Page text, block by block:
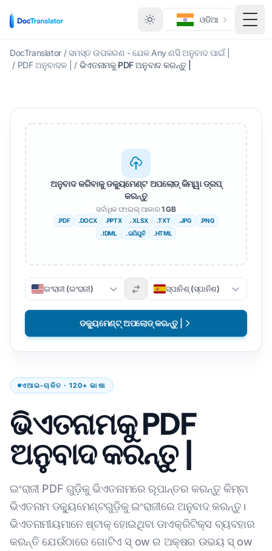
ଓଡିଆ
DocTranslator / ସମସ୍ତ ଉପକରଣ - ଯେକ Any ଣସି ଅନୁବାଦ ପାଇଁ |
/ PDF ଅନୁବାଦକ | / ଭିଏତନାମକୁ PDF ଅନୁବାଦ କରନ୍ତୁ |
ଏଆଇ-ଚାଳିତ · 120+ ଭାଷା
ଭିଏତନାମକୁ PDF
ଅନୁବାଦ କରନ୍ତୁ |
ଇଂରାଜୀ PDF ଗୁଡ଼ିକୁ ଭିଏତନାମରେ ରୂପାନ୍ତର କରନ୍ତୁ କିମ୍ବା
ଭିଏତନାମ ଡକ୍ୟୁମେଣ୍ଟଗୁଡ଼ିକୁ ଇଂରାଜୀରେ ଅନୁବାଦ କରନ୍ତୁ।
ଭିଏତନାମୀୟମାନେ ଷ୍ଟାକ୍ ହୋଇଥିବା ଡାଏକ୍ରିଟିକ୍ସ ବ୍ୟବହାର
କରନ୍ତି ଯେଉଁଠାରେ ଗୋଟିଏ ସ୍ ow ର ଅକ୍ଷର ଉଭୟ ସ୍ ow
ଅନୁବାଦ କରିବାକୁ ଡକ୍ୟୁମେଣ୍ଟ ଅପଲୋଡ୍ କିମ୍ୱା ଡ୍ରପ୍
କରନ୍ତୁ
ସର୍ବାଧିକ ଫାଇଲ୍ ଆକାର1 GB
.PDF .DOCX .PPTX . XLSX .TXT .JPG
.PNG
. IDML
. ଇପିୟୁବି .HTML
ଇଂରାଜୀ (ଇଂରାଜୀ) ସ୍ପାନିଶ୍ (ସ୍ପାନିଶ)
ଡକ୍ୟୁମେଣ୍ଟ୍ ଅପଲୋଡ୍ କରନ୍ତୁ |